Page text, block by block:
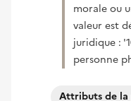
morale ou
valeur est
juridique :
personne
Attributs de la